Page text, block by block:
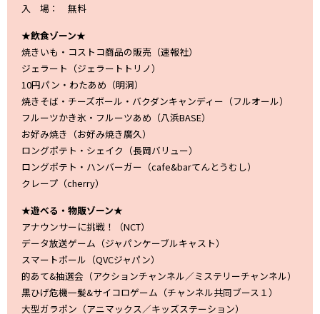
入 場： 無料
★飲食ゾーン★
焼きいも・コストコ商品の販売（速報社）
ジェラート（ジェラートトリノ）
10円パン・わたあめ（明洞）
焼きそば・チーズボール・バクダンキャンディー（フルオール）
フルーツかき氷・フルーツあめ（八浜BASE）
お好み焼き（お好み焼き廣久）
ロングポテト・シェイク（長岡バリュー）
ロングポテト・ハンバーガー（cafe&barてんとうむし）
クレープ（cherry）
★遊べる・物販ゾーン★
アナウンサーに挑戦！（NCT）
データ放送ゲーム（ジャパンケーブルキャスト）
スマートボール（QVCジャパン）
的あて&抽選会（アクションチャンネル／ミステリーチャンネル）
黒ひげ危機一髪&サイコロゲーム（チャンネル共同ブース１）
大型ガラポン（アニマックス／キッズステーション）